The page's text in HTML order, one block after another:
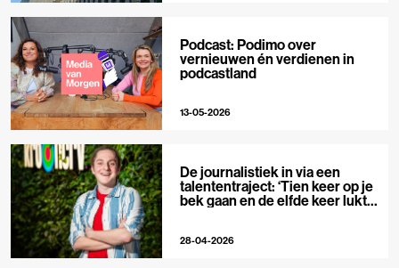
Podcast: Podimo over
vernieuwen én verdienen in
podcastland
13-05-2026
De journalistiek in via een
talententraject: ‘Tien keer op je
bek gaan en de elfde keer lukt
28-04-2026